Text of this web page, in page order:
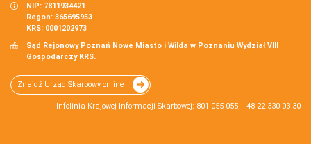
NIP: 7811934421
Regon: 365695953
KRS: 0001202973
Sąd Rejonowy Poznań Nowe Miasto i Wilda w Poznaniu Wydział VIII
Gospodarczy KRS.
Znajdź Urząd Skarbowy online
Infolinia Krajowej Informacji Skarbowej: 801 055 055, +48 22 330 03 30